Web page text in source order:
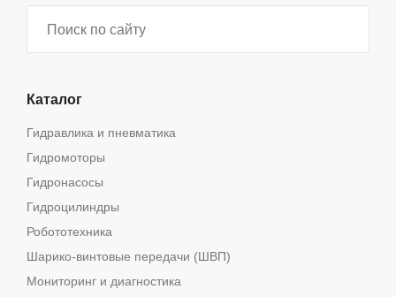
Каталог
Гидравлика и пневматика
Гидромоторы
Гидронасосы
Гидроцилиндры
Робототехника
Шарико-винтовые передачи (ШВП)
Мониторинг и диагностика